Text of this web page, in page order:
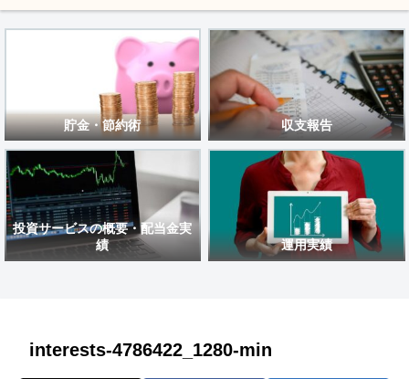
貯金・節約術 収支報告
投資サービスの概要・配当金実
績
運用実績
interests-4786422_1280-min